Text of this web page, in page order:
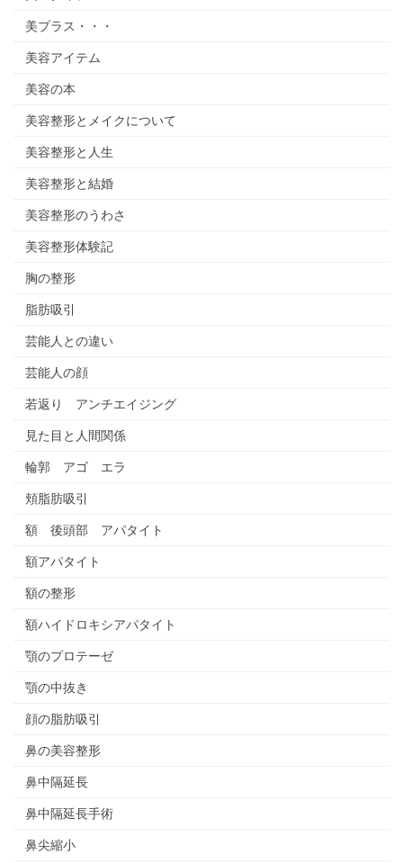
美プラス・・・
美容アイテム
美容の本
美容整形とメイクについて
美容整形と人生
美容整形と結婚
美容整形のうわさ
美容整形体験記
胸の整形
脂肪吸引
芸能人との違い
芸能人の顔
若返り アンチエイジング
見た目と人間関係
輪郭 アゴ エラ
頬脂肪吸引
額 後頭部 アパタイト
額アパタイト
額の整形
額ハイドロキシアパタイト
顎のプロテーゼ
顎の中抜き
顔の脂肪吸引
鼻の美容整形
鼻中隔延長
鼻中隔延長手術
鼻尖縮小